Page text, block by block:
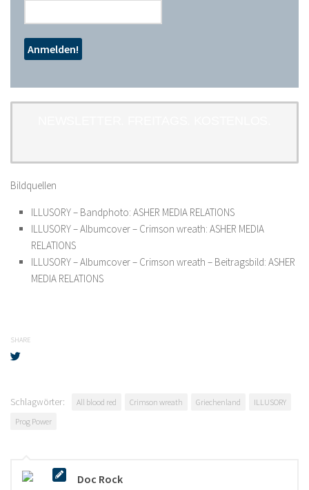
Bildquellen
ILLUSORY – Bandphoto: ASHER MEDIA RELATIONS
ILLUSORY – Albumcover – Crimson wreath: ASHER MEDIA
RELATIONS
ILLUSORY – Albumcover – Crimson wreath – Beitragsbild: ASHER
MEDIA RELATIONS
SHARE
Schlagwörter: All blood red Crimson wreath Griechenland
ILLUSORY
Prog Power
Doc Rock